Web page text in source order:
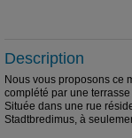
Description
Nous vous proposons ce
complété par une
Située dans une rue
Stadtbredimus, à